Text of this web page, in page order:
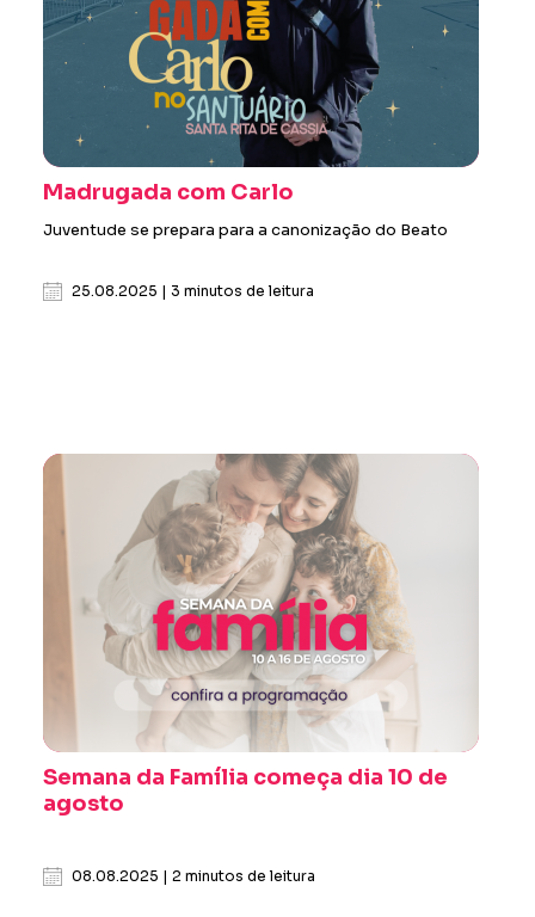
Madrugada com Carlo
Juventude se prepara para a canonização do Beato
25.08.2025 | 3 minutos de leitura
Semana da Família começa dia 10 de
agosto
08.08.2025 | 2 minutos de leitura